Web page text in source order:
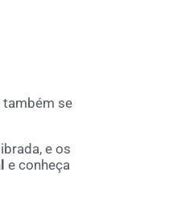
também se
e os
e conheça